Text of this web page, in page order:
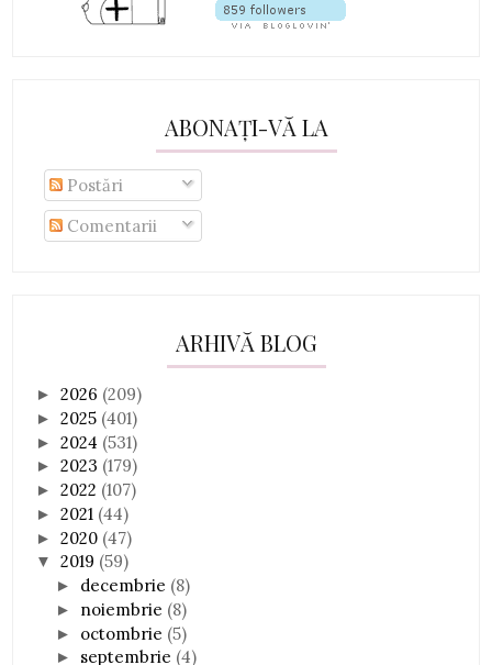
ABONAȚI-VĂ LA
Postări
Comentarii
ARHIVĂ BLOG
►2026 (209)
►2025 (401)
►2024 (531)
►2023 (179)
►2022 (107)
►2021 (44)
►2020 (47)
▼2019 (59)
► decembrie (8)
► noiembrie (8)
► octombrie (5)
► septembrie (4)